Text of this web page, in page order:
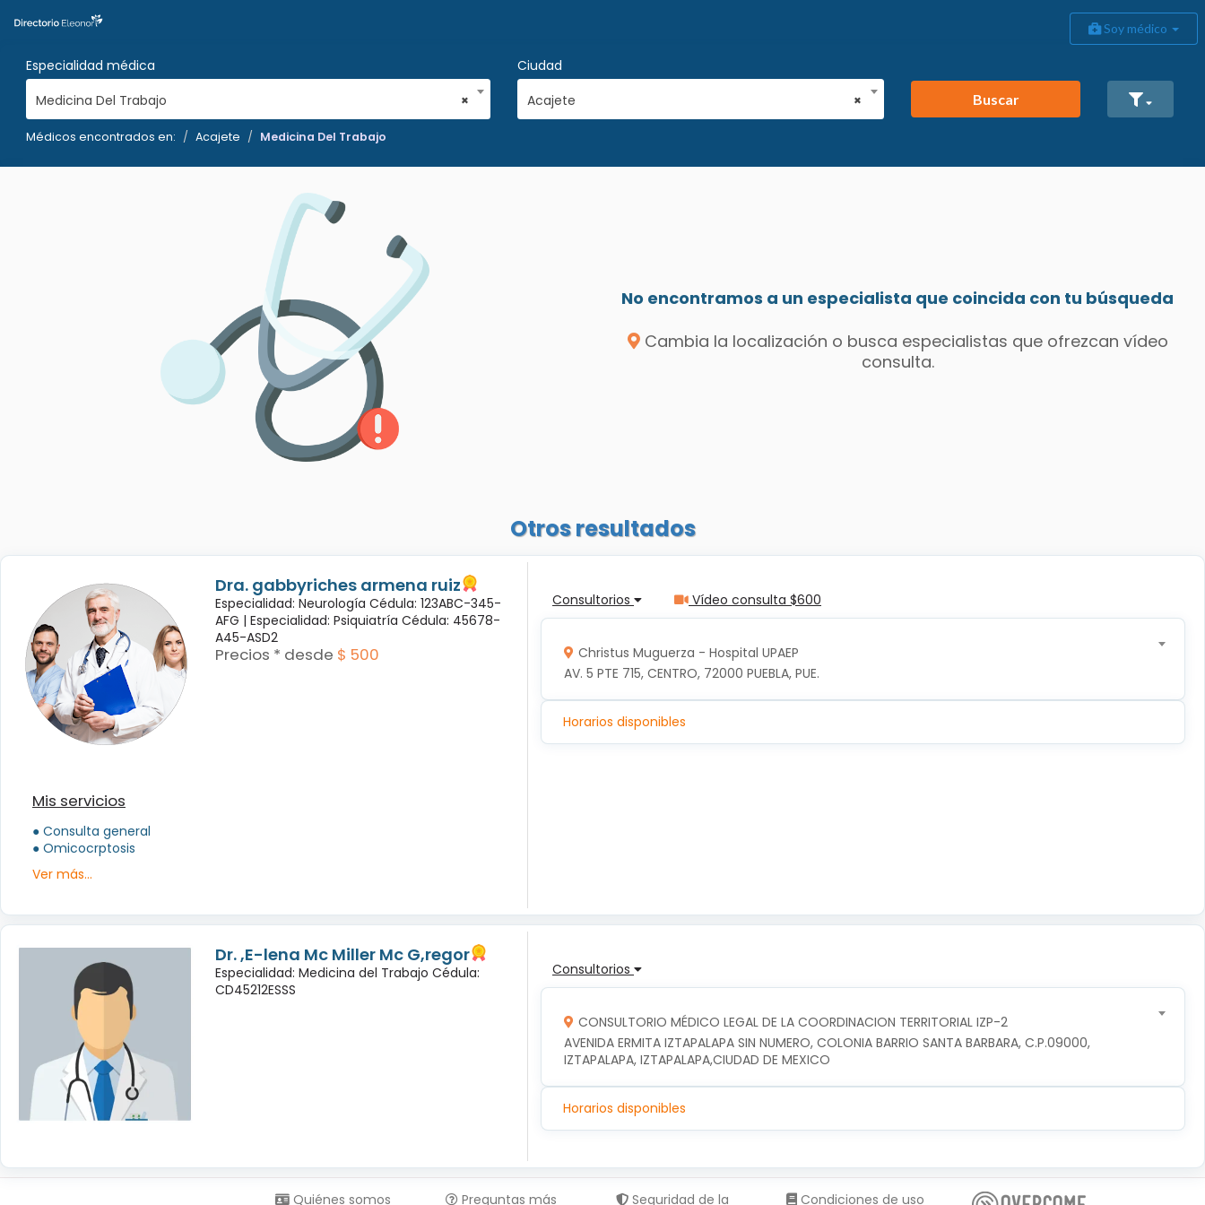
Soy médico
Especialidad médica
×
Medicina Del Trabajo
Ciudad
×
Acajete Buscar
Médicos encontrados en: Acajete Medicina Del Trabajo
No encontramos a un especialista que coincida con tu búsqueda
Cambia la localización o busca especialistas que ofrezcan vídeo
consulta.
Otros resultados
Dra. gabbyriches armena ruiz
Especialidad: Neurología Cédula: 123ABC-345-
AFG | Especialidad: Psiquiatría Cédula: 45678-
A45-ASD2
Precios * desde $ 500
Mis servicios
● Consulta general
● Omicocrptosis
Ver más...
Consultorios Vídeo consulta $600
Christus Muguerza - Hospital UPAEP
AV. 5 PTE 715, CENTRO, 72000 PUEBLA, PUE.
Horarios disponibles
Dr. ,E-lena Mc Miller Mc G,regor
Especialidad: Medicina del Trabajo Cédula:
CD45212ESSS
Consultorios
CONSULTORIO MÉDICO LEGAL DE LA COORDINACION TERRITORIAL IZP-2
AVENIDA ERMITA IZTAPALAPA SIN NUMERO, COLONIA BARRIO SANTA BARBARA, C.P.09000,
IZTAPALAPA, IZTAPALAPA,CIUDAD DE MEXICO
Horarios disponibles
Quiénes somos Preguntas más Seguridad de la Condiciones de uso